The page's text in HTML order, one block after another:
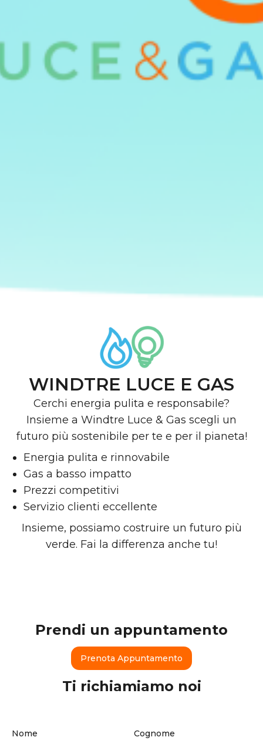
WINDTRE LUCE E GAS
Cerchi energia pulita e responsabile?
Insieme a Windtre Luce & Gas scegli un
futuro più sostenibile per te e per il pianeta!
Energia pulita e rinnovabile
Gas a basso impatto
Prezzi competitivi
Servizio clienti eccellente
Insieme, possiamo costruire un futuro più
verde. Fai la differenza anche tu!
Prendi un appuntamento
Prenota Appuntamento
Ti richiamiamo noi
Nome Cognome